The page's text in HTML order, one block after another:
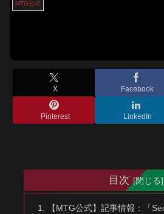
MTG公式
X Facebook
Pinterest LinkedIn
目次
【MTG公式】記事情報：「